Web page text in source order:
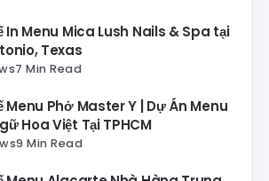
In Menu Mica Lush Nails & Spa tại
Texas
7 Min Read
Menu Phở Master Y | Dự Án Menu
Hoa Việt Tại TPHCM
9 Min Read